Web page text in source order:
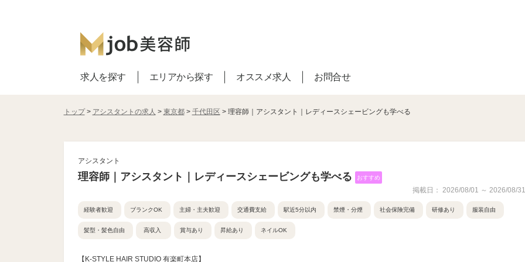
求人を探す エリアから探す オススメ求人 お問合せ
トップ> アシスタントの求人 > 東京都> 千代田区 > 理容師｜アシスタント｜レディースシェービングも学べる
アシスタント
理容師｜アシスタント｜レディースシェービングも学べる おすすめ
掲載日： 2026/08/01 ～ 2026/08/31
経験者歓迎 ブランクOK 主婦・主夫歓迎 交通費支給 駅近5分以内 禁煙・分煙 社会保険完備 研修あり 服装自由
髪型・髪色自由 高収入 賞与あり 昇給あり ネイルOK
【K-STYLE HAIR STUDIO 有楽町本店】